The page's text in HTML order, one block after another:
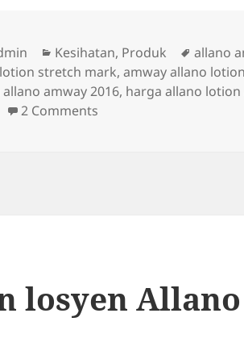
m Categories
Kesihatan, Produk Tags
allano
stretch mark,amway allano
amway 2016, harga allano lotion
2 Comments
losyen